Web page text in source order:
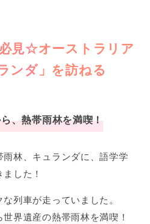
見☆オーストラリア
ンダ」を訪ねる
、熱帯雨林を満喫！
林、キュランダに、語学学
した！
列車が走っていました。
界遺産の熱帯雨林を満喫！